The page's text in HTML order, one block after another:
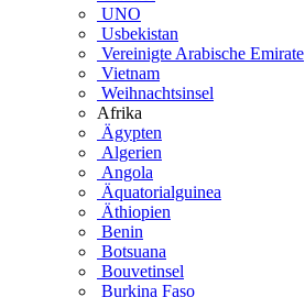
UNO
Usbekistan
Vereinigte Arabische Emirate
Vietnam
Weihnachtsinsel
Afrika
Ägypten
Algerien
Angola
Äquatorialguinea
Äthiopien
Benin
Botsuana
Bouvetinsel
Burkina Faso